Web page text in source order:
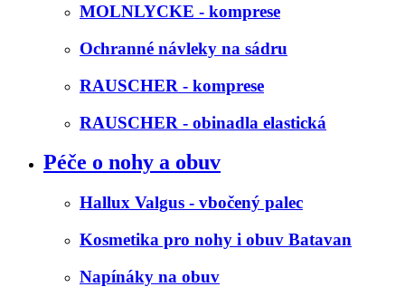
MOLNLYCKE - komprese
Ochranné návleky na sádru
RAUSCHER - komprese
RAUSCHER - obinadla elastická
Péče o nohy a obuv
Hallux Valgus - vbočený palec
Kosmetika pro nohy i obuv Batavan
Napínáky na obuv